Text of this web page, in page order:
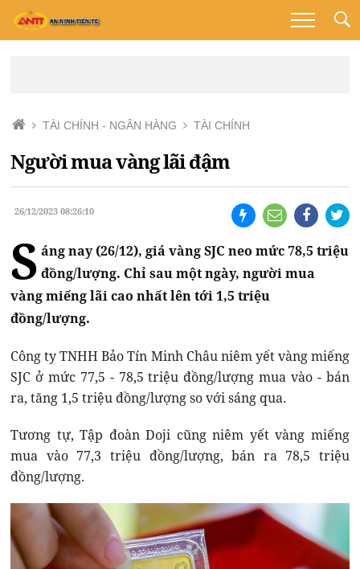
TÀI CHÍNH - NGÂN HÀNG TÀI CHÍNH
Người mua vàng lãi đậm
26/12/2023 08:26:10
S áng nay (26/12), giá vàng SJC neo mức 78,5 triệu
đồng/lượng. Chỉ sau một ngày, người mua
vàng miếng lãi cao nhất lên tới 1,5 triệu
đồng/lượng.
Công ty TNHH Bảo Tín Minh Châu niêm yết vàng miếng
SJC ở mức 77,5 - 78,5 triệu đồng/lượng mua vào - bán
ra, tăng 1,5 triệu đồng/lượng so với sáng qua.
Tương tự, Tập đoàn Doji cũng niêm yết vàng miếng
mua vào 77,3 triệu đồng/lượng, bán ra 78,5 triệu
đồng/lượng.